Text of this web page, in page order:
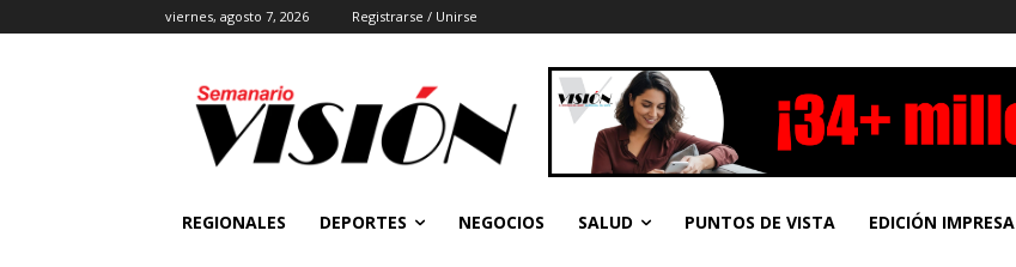
viernes, agosto 7, 2026 Registrarse / Unirse
REGIONALES DEPORTES NEGOCIOS SALUD PUNTOS DE VISTA EDICIÓN IMPRESA